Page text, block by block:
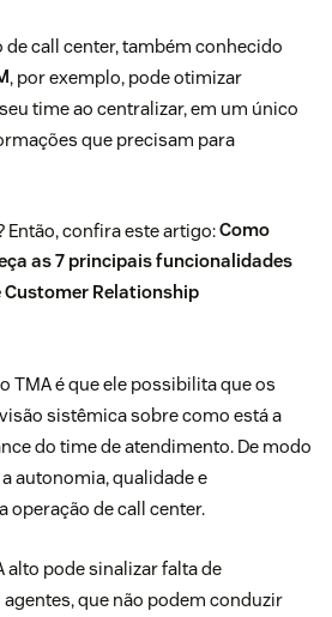
de call center, também conhecido
, por exemplo, pode otimizar
time ao centralizar, em um único
que precisam para
confira este artigo:Como
as 7 principais funcionalidades
Relationship
TMA é que ele possibilita que os
sistêmica sobre como está a
do time de atendimento. De modo
autonomia, qualidade e
operação de call center.
alto pode sinalizar falta de
que não podem conduzir